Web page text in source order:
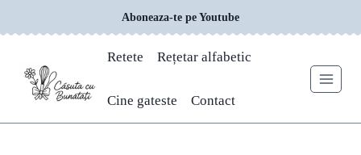
to
Aboneaza-te pe Youtube
Retete Rețetar alfabetic
Cine gateste Contact